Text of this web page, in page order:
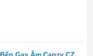
Bếp Gas Âm Canzy CZ